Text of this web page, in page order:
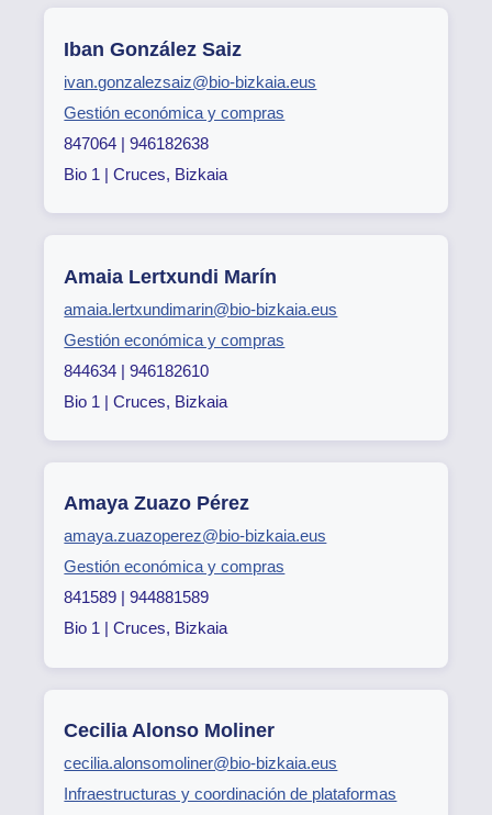
Iban González Saiz
ivan.gonzalezsaiz@bio-bizkaia.eus
Gestión económica y compras
847064 | 946182638
Bio 1 | Cruces, Bizkaia
Amaia Lertxundi Marín
amaia.lertxundimarin@bio-bizkaia.eus
Gestión económica y compras
844634 | 946182610
Bio 1 | Cruces, Bizkaia
Amaya Zuazo Pérez
amaya.zuazoperez@bio-bizkaia.eus
Gestión económica y compras
841589 | 944881589
Bio 1 | Cruces, Bizkaia
Cecilia Alonso Moliner
cecilia.alonsomoliner@bio-bizkaia.eus
Infraestructuras y coordinación de plataformas